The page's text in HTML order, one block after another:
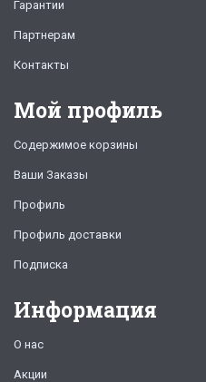
Гарантии
Партнерам
Контакты
Мой профиль
Содержимое корзины
Ваши Заказы
Профиль
Профиль доставки
Подписка
Информация
О нас
Акции